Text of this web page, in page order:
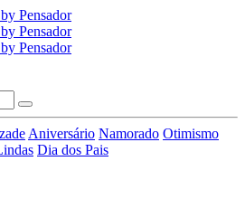
Aniversário Namorado Otimismo
Dia dos Pais